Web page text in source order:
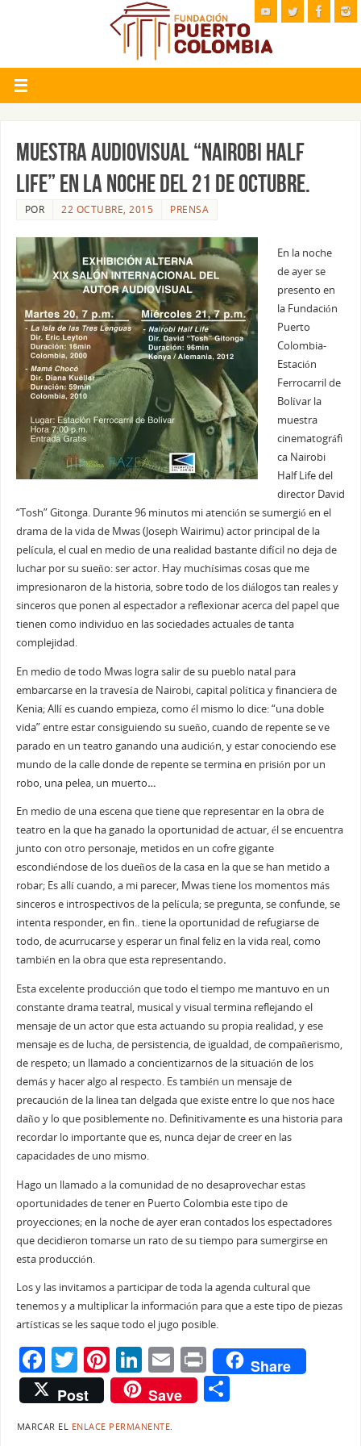
Muestra audiovisual “Nairobi Half
Life” en la noche del 21 de Octubre.
POR 22 OCTUBRE, 2015 PRENSA
En la noche
de ayer se
presento en
la Fundación
Puerto
Colombia-
Estación
Ferrocarril de
Bolívar la
muestra
cinematográfi
ca Nairobi
Half Life del
director David
“Tosh” Gitonga. Durante 96 minutos mi atención se sumergió en el
drama de la vida de Mwas (Joseph Wairimu) actor principal de la
película, el cual en medio de una realidad bastante difícil no deja de
luchar por su sueño: ser actor. Hay muchísimas cosas que me
impresionaron de la historia, sobre todo de los diálogos tan reales y
sinceros que ponen al espectador a reflexionar acerca del papel que
tienen como individuo en las sociedades actuales de tanta
complejidad.
En medio de todo Mwas logra salir de su pueblo natal para
embarcarse en la travesía de Nairobi, capital política y financiera de
Kenia; Allí es cuando empieza, como él mismo lo dice: “una doble
vida” entre estar consiguiendo su sueño, cuando de repente se ve
parado en un teatro ganando una audición, y estar conociendo ese
mundo de la calle donde de repente se termina en prisión por un
robo, una pelea, un muerto…
En medio de una escena que tiene que representar en la obra de
teatro en la que ha ganado la oportunidad de actuar, él se encuentra
junto con otro personaje, metidos en un cofre gigante
escondiéndose de los dueños de la casa en la que se han metido a
robar; Es allí cuando, a mi parecer, Mwas tiene los momentos más
sinceros e introspectivos de la película; se pregunta, se confunde, se
intenta responder, en fin.. tiene la oportunidad de refugiarse de
todo, de acurrucarse y esperar un final feliz en la vida real, como
también en la obra que esta representando.
Esta excelente producción que todo el tiempo me mantuvo en un
constante drama teatral, musical y visual termina reflejando el
mensaje de un actor que esta actuando su propia realidad, y ese
mensaje es de lucha, de persistencia, de igualdad, de compañerismo,
de respeto; un llamado a concientizarnos de la situación de los
demás y hacer algo al respecto. Es también un mensaje de
precaución de la linea tan delgada que existe entre lo que nos hace
daño y lo que posiblemente no. Definitivamente es una historia para
recordar lo importante que es, nunca dejar de creer en las
capacidades de uno mismo.
Hago un llamado a la comunidad de no desaprovechar estas
oportunidades de tener en Puerto Colombia este tipo de
proyecciones; en la noche de ayer eran contados los espectadores
que decidieron tomarse un rato de su tiempo para sumergirse en
esta producción.
Los y las invitamos a participar de toda la agenda cultural que
tenemos y a multiplicar la información para que a este tipo de piezas
artísticas se les saque todo el jugo posible.
F
a
c
e
T
w
itt
er
Pi
nt
er
e
Li
n
k
e
E
m
ai
Pr
in
t
Share
Post
Save C
MARCAR EL ENLACE PERMANENTE.